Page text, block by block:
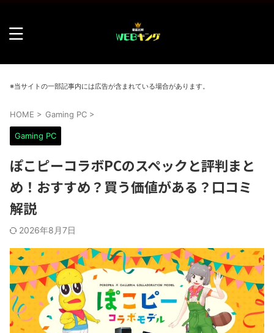
※当サイトの一部記事内には広告が含まれている場合があります。
HOME > Gaming PC >
Gaming PC
ぽこピーコラボPCのスペックと評判まと
め！おすすめ？買う価値がある？口コミ
解説
2026年8月7日